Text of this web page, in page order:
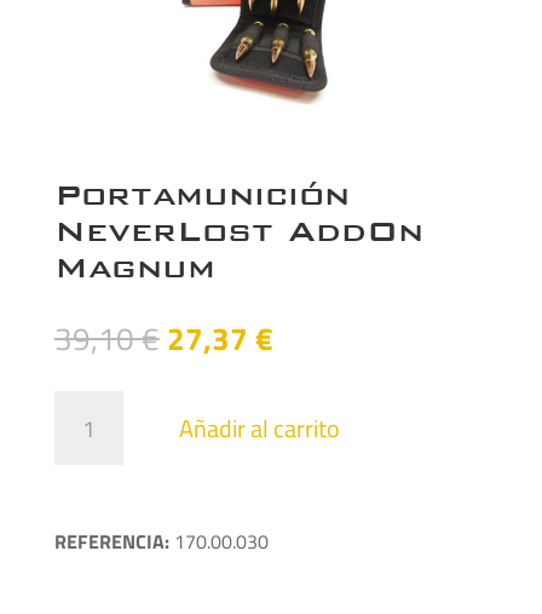
Portamunición
NeverLost AddOn
Magnum
39,10€El
precio
era:
27,37 €El
es:
NeverLost
cantidad
Añadir al carrito
REFERENCIA:170.00.030